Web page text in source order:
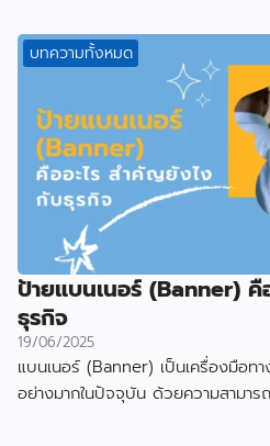
บทความทั้งหมด
ป้ายแบนเนอร์ (Banner)
ธุรกิจ
19/06/2025
แบนเนอร์ (Banner) เป็นเครื่องมือท
อย่างมากในปัจจุบัน ด้วยความสามาร